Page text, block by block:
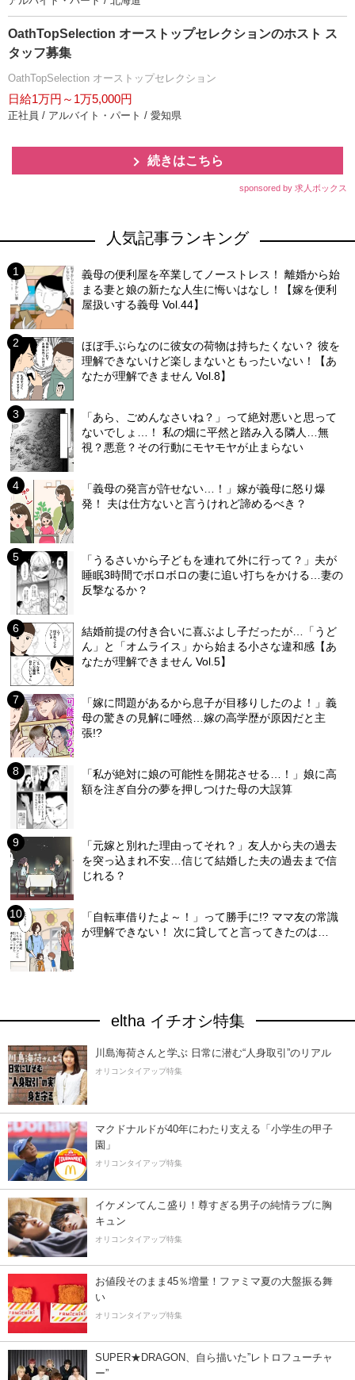
OathTopSelection オーストップセレクションのホスト ス
タッフ募集
OathTopSelection オーストップセレクション
日給1万円～1万5,000円
正社員 / アルバイト・パート / 愛知県
続きはこちら
sponsored by 求人ボックス
人気記事ランキング
義母の便利屋を卒業してノーストレス！ 離婚から始
まる妻と娘の新たな人生に悔いはなし！【嫁を便利
屋扱いする義母 Vol.44】
ほぼ手ぶらなのに彼女の荷物は持ちたくない？ 彼を
理解できないけど楽しまないともったいない！【あ
なたが理解できません Vol.8】
「あら、ごめんなさいね？」って絶対悪いと思って
ないでしょ…！ 私の畑に平然と踏み入る隣人…無
視？悪意？その行動にモヤモヤが止まらない
「義母の発言が許せない…！」嫁が義母に怒り爆
発！ 夫は仕方ないと言うけれど諦めるべき？
「うるさいから子どもを連れて外に行って？」夫が
睡眠3時間でボロボロの妻に追い打ちをかける…妻の
反撃なるか？
結婚前提の付き合いに喜ぶよし子だったが…「うど
ん」と「オムライス」から始まる小さな違和感【あ
なたが理解できません Vol.5】
「嫁に問題があるから息子が目移りしたのよ！」義
母の驚きの見解に唖然…嫁の高学歴が原因だと主
張!?
「私が絶対に娘の可能性を開花させる…！」娘に高
額を注ぎ自分の夢を押しつけた母の大誤算
「元嫁と別れた理由ってそれ？」友人から夫の過去
を突っ込まれ不安…信じて結婚した夫の過去まで信
じれる？
「自転車借りたよ～！」って勝手に!? ママ友の常識
が理解できない！ 次に貸してと言ってきたのは…
eltha イチオシ特集
川島海荷さんと学ぶ 日常に潜む“人身取引”のリアル
オリコンタイアップ特集
マクドナルドが40年にわたり支える「小学生の甲子
園」
オリコンタイアップ特集
イケメンてんこ盛り！尊すぎる男子の純情ラブに胸
キュン
オリコンタイアップ特集
お値段そのまま45％増量！ファミマ夏の大盤振る舞
い
オリコンタイアップ特集
SUPER★DRAGON、自ら描いた”レトロフューチャ
ー”